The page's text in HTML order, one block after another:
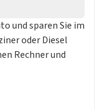
und sparen Sie im
oder Diesel
Rechner und